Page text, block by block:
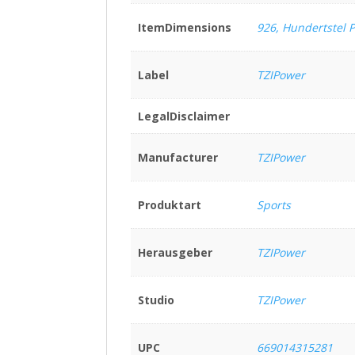
ItemDimensions 926, Hundertstel
Label TZIPower
LegalDisclaimer
Manufacturer TZIPower
Produktart Sports
Herausgeber TZIPower
Studio TZIPower
UPC 669014315281